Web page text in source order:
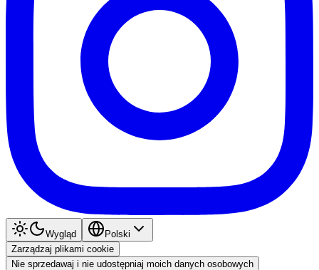
Wygląd
Polski
Zarządzaj plikami cookie
Nie sprzedawaj i nie udostępniaj moich danych osobowych